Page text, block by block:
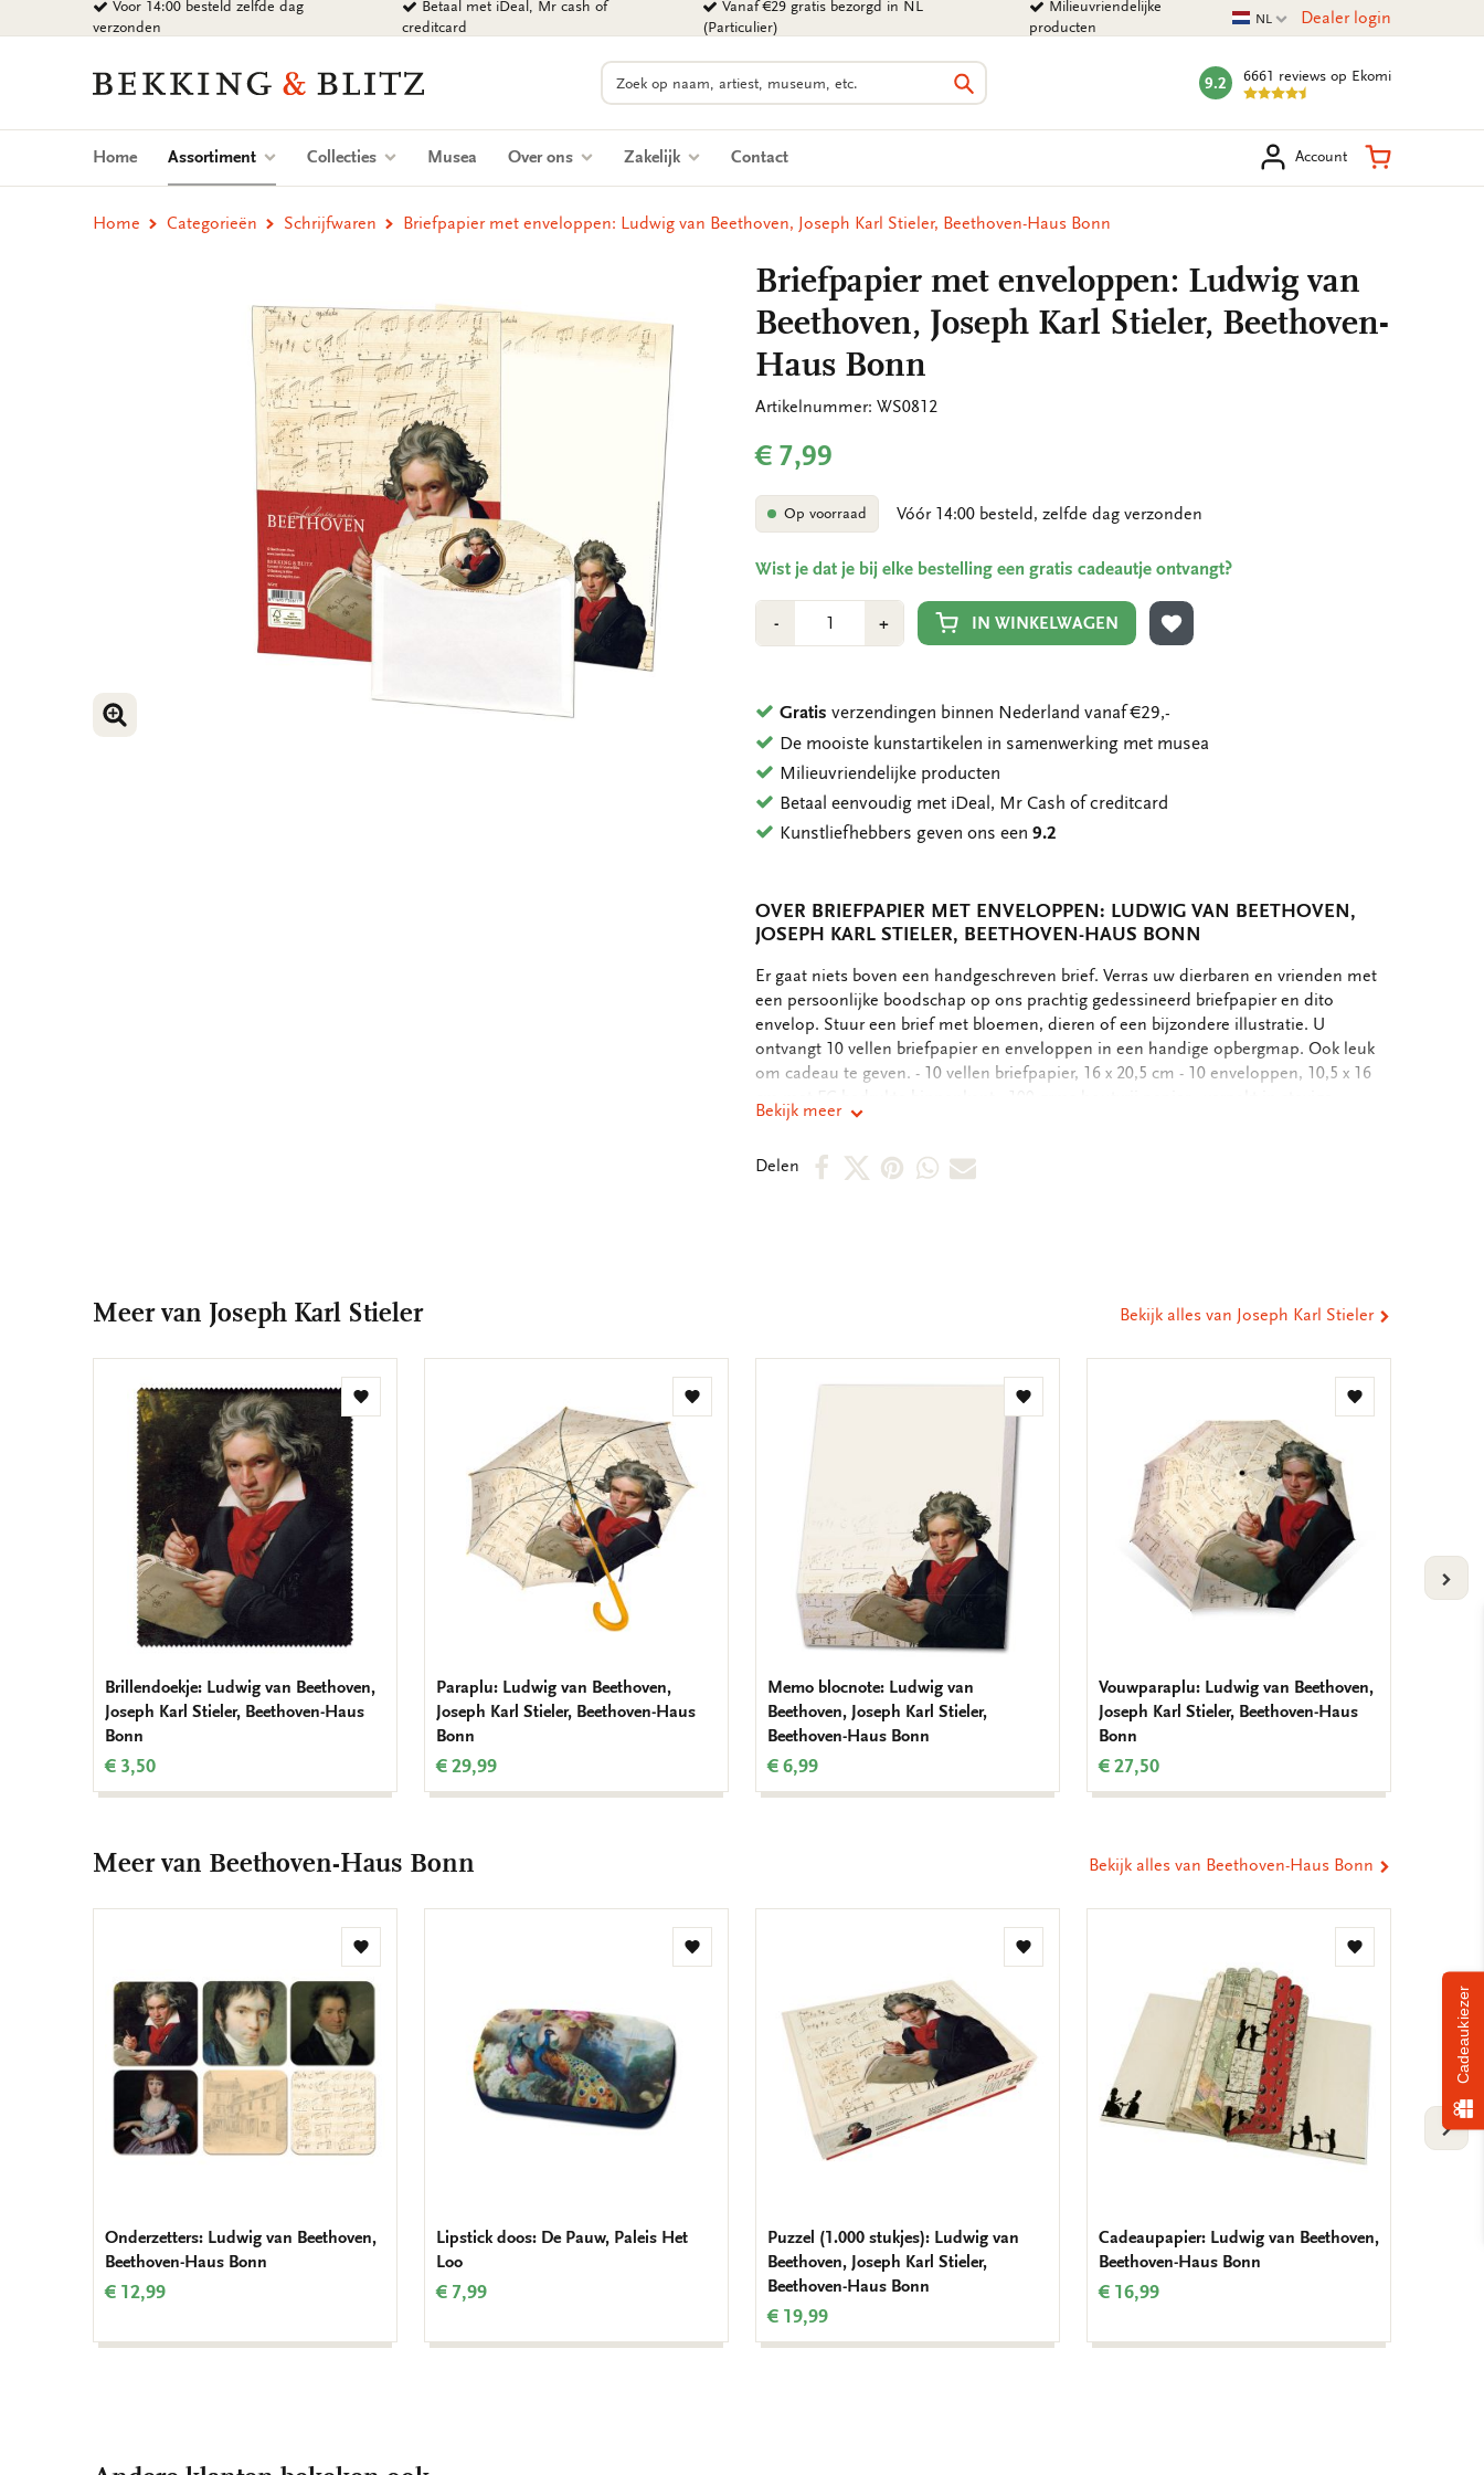
naar
Voor 14:00 besteld zelfde dag
verzonden
Betaal met iDeal, Mr cash of
creditcard
Vanaf €29 gratis bezorgd in NL
(Particulier)
Milieuvriendelijke
producten
Huidige taal
NL Dealer login
Bekking
Blitz
Uitgevers
Zoeken
Zoeken
mark:
9.2 6661 reviews op Ekomi
Home Assortiment (current)Collecties Musea Over ons Zakelijk Contact Account Winkelmand
Home Categorieën Schrijfwaren Briefpapier met enveloppen: Ludwig van Beethoven, Joseph Karl Stieler, Beethoven-Haus Bonn
VERGROOT AFBEELDING
Briefpapier met enveloppen: Ludwig van
Beethoven, Joseph Karl Stieler, Beethoven-
Haus Bonn
Artikelnummer: WS0812
€ 7,99
Op voorraad Vóór 14:00 besteld, zelfde dag verzonden
Wist je dat je bij elke bestelling een gratis cadeautje ontvangt?
-Min
1
+Plus
1
IN WINKELWAGEN
TOEVOEGEN AAN VERLANGLIJST
Gratis verzendingen binnen Nederland vanaf €29,-
De mooiste kunstartikelen in samenwerking met musea
Milieuvriendelijke producten
Betaal eenvoudig met iDeal, Mr Cash of creditcard
Kunstliefhebbers geven ons een9.2
OVER BRIEFPAPIER MET ENVELOPPEN: LUDWIG VAN BEETHOVEN,
JOSEPH KARL STIELER, BEETHOVEN-HAUS BONN
OMSCHRIJVING
Er gaat niets boven een handgeschreven brief. Verras uw dierbaren en vrienden met
een persoonlijke boodschap op ons prachtig gedessineerd briefpapier en dito
envelop. Stuur een brief met bloemen, dieren of een bijzondere illustratie. U
ontvangt 10 vellen briefpapier en enveloppen in een handige opbergmap. Ook leuk
om cadeau te geven. - 10 vellen briefpapier, 16 x 20,5 cm - 10 enveloppen, 10,5 x 16
cm met FC bedrukte binnenkant - 100 grms houtvrij papier - verpakt in stevige
kartonnen opbergmap, - hersluitbaar, 18,8 x 24,4, FC bedrukt - Totale gewicht: 122
Bekijk meer
Delen
DeelDeelDeelDeelDeel
Meer van Joseph Karl Stieler Bekijk alles van Joseph Karl Stieler
Toevoegen
Brillendoekje: Ludwig van Beethoven,
Joseph Karl Stieler, Beethoven-Haus
Bonn
€ 3,50
Toevoegen
Paraplu: Ludwig van Beethoven,
Joseph Karl Stieler, Beethoven-Haus
Bonn
€ 29,99
Toevoegen
Memo blocnote: Ludwig van
Beethoven, Joseph Karl Stieler,
Beethoven-Haus Bonn
€ 6,99
Toevoegen
Vouwparaplu: Ludwig van Beethoven,
Joseph Karl Stieler, Beethoven-Haus
Bonn
€ 27,50
Meer van Beethoven-Haus Bonn Bekijk alles van Beethoven-Haus Bonn
Toevoegen
verlanglijst
Onderzetters: Ludwig van Beethoven,
Beethoven-Haus Bonn
€ 12,99
Toevoegen
Lipstick doos: De Pauw, Paleis Het
Loo
€ 7,99
Toevoegen
Puzzel (1.000 stukjes): Ludwig van
Beethoven, Joseph Karl Stieler,
Beethoven-Haus Bonn
€ 19,99
Toevoegen
Cadeaupapier: Ludwig van Beethoven,
Beethoven-Haus Bonn
€ 16,99
Cadeaukiezer